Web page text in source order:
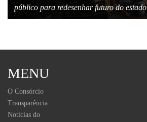
público para redesenhar futuro do estado
MENU
O Consórcio
Transparência
Notícias do